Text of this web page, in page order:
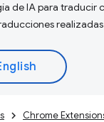
de IA para traducir
Chrome